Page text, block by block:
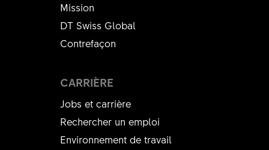
Mission
DT Swiss Global
Contrefaçon
CARRIÈRE
Jobs et carrière
Rechercher un emploi
Environnement de travail